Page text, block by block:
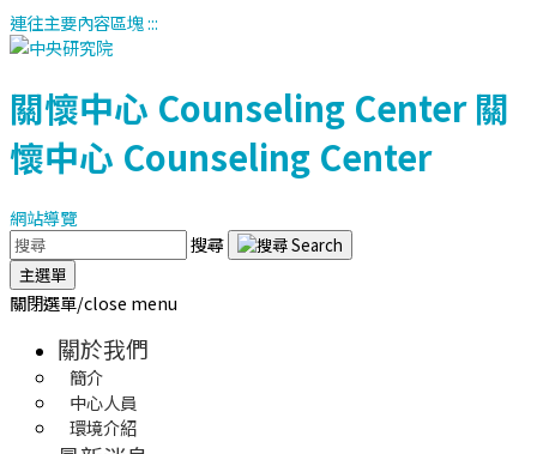
連往主要內容區塊:::
關懷中心 Counseling Center 關
懷中心 Counseling Center
網站導覽
搜尋
主選單
關閉選單/close menu
關於我們
簡介
中心人員
環境介紹